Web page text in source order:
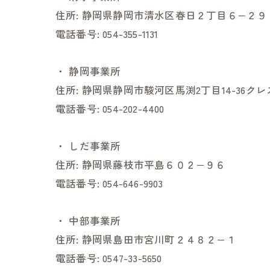
住所: 静岡県静岡市清水区春日２丁目６−２９
電話番号:054-355-1131
・静岡事業所
住所: 静岡県静岡市駿河区馬渕2丁目14-36クレ
電話番号:054-202-4400
・
しだ事業所
住所: 静岡県藤枝市平島６０２−９６
電話番号:054-646-9903
・ 中部事業所
住所: 静岡県島田市宮川町２４８２−１
電話番号:0547-33-5650